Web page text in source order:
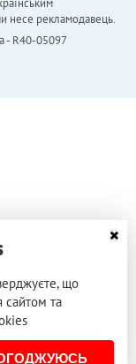
несе рекламодавець.
- R40-05097
що
сайтом та